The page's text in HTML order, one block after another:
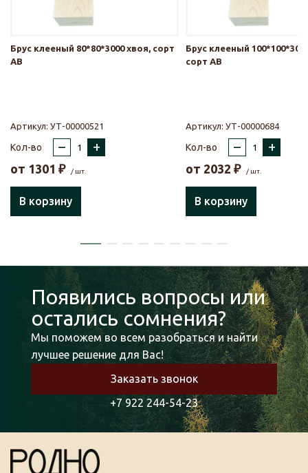
Брус клееный 80*80*3000 хвоя, сорт
АВ
Артикул: УТ-00000521
Кол-во – +
от 1301 ₽ / шт.
В корзину
Брус клееный
сорт АВ
Артикул: УТ-00000684
Кол-во – +
от 2032 ₽ / шт.
В корзину
Появились вопросы или
остались сомнения?
Мы поможем во всем разобраться и найти
лучшее решение для Вас!
Заказать звонок
+7 922 244-54-23